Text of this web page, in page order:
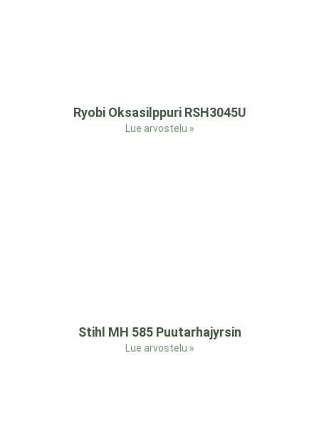
Ryobi Oksasilppuri RSH3045U
Lue arvostelu »
Stihl MH 585 Puutarhajyrsin
Lue arvostelu »